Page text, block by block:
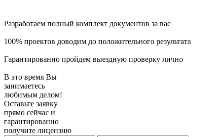
Разработаем полный комплект документов за вас
100% проектов доводим до положительного результата
Гарантированно пройдем выездную проверку лично
В это время Вы
занимаетесь
любимым делом!
Оставьте заявку
прямо сейчас и
гарантированно
получите лицензию